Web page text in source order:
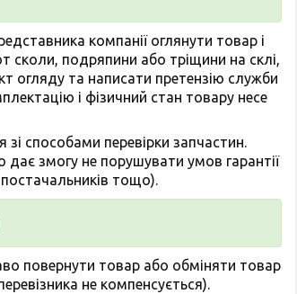
компанії оглянути товар і
сколи, подряпини або тріщини на склі,
огляду та написати претензію служби
і фізичний стан товару несе
способами перевірки запчастин.
змогу не порушувати умов гарантії
тощо).
повернути товар або обміняти товар
не компенсується).